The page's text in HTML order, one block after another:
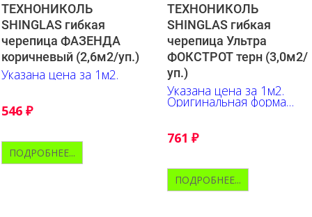
ТЕХНОНИКОЛЬ
SHINGLAS гибкая
черепица ФАЗЕНДА
коричневый (2,6м2/уп.)
Указана цена за 1м2.
546 ₽
ПОДРОБНЕЕ...
ТЕХНОНИКОЛЬ
SHINGLAS гибкая
черепица Ультра
ФОКСТРОТ терн (3,0м2/
уп.)
Указана цена за 1м2.
Оригинальная форма
гонта, выгодно
оттенков, их переливы и
контрастные акценты.
761 ₽
ПОДРОБНЕЕ...